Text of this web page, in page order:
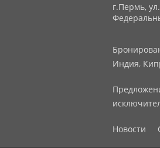
г.Пермь,
Индия,
Новости